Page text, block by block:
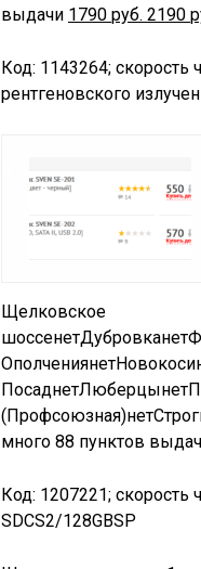
выдачи 1790 руб. 2190
Код: 1143264; скорость
рентгеновского
Щелковское
шоссенетДубровканет
Ополчениянет
ПосаднетЛюберцынет
(Профсоюзная)нет
много 88 пунктов
Код: 1207221; скорость
SDCS2/128GBSP